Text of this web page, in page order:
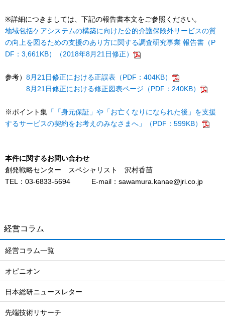
※詳細につきましては、下記の報告書本文をご参照ください。
地域包括ケアシステムの構築に向けた公的介護保険外サービスの質
の向上を図るための支援のあり方に関する調査研究事業 報告書（P
DF：3,661KB）（2018年8月21日修正）
参考） 8月21日修正における正誤表（PDF：404KB）
8月21日修正における修正図表ページ（PDF：240KB）
※ポイント集 「「身元保証」や「お亡くなりになられた後」を支援
するサービスの契約をお考えのみなさまへ」（PDF：599KB）
本件に関するお問い合わせ
創発戦略センター スペシャリスト 沢村香苗
TEL：03-6833-5694 E-mail：sawamura.kanae@jri.co.jp
経営コラム
経営コラム一覧
オピニオン
日本総研ニュースレター
先端技術リサーチ